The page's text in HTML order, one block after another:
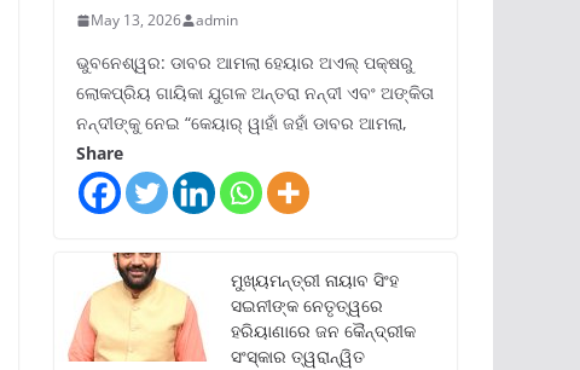
May 13, 2026 admin
ଭୁବନେଶ୍ୱର: ଡାବର ଆମଲା ହେୟାର ଅଏଲ୍ ପକ୍ଷରୁ
ଲୋକପ୍ରିୟ ଗାୟିକା ଯୁଗଳ ଅନ୍ତରା ନନ୍ଦୀ ଏବଂ ଅଙ୍କିତା
ନନ୍ଦୀଙ୍କୁ ନେଇ “କେୟାର୍ ୱାହାଁ ଜହାଁ ଡାବର ଆମଲା,
Share
ମୁଖ୍ୟମନ୍ତ୍ରୀ ନାୟାବ ସିଂହ
ସଇନୀଙ୍କ ନେତୃତ୍ୱରେ
ହରିୟାଣାରେ ଜନ କୈନ୍ଦ୍ରୀକ
ସଂସ୍କାର ତ୍ୱରାନ୍ୱିତ